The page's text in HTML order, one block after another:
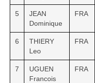
5
JEAN
Dominique
FRA
6
THIERY
Leo
FRA
7
UGUEN
Francois
FRA